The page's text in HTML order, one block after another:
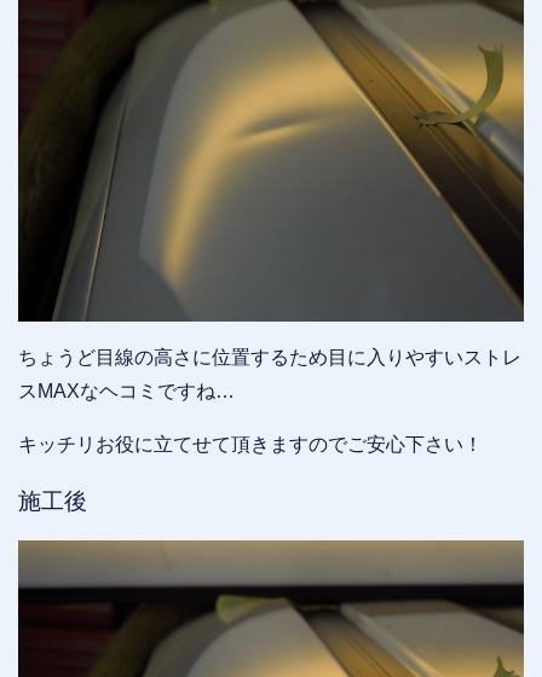
ちょうど目線の高さに位置するため目に入りやすいストレ
スMAXなヘコミですね…
キッチリお役に立てせて頂きますのでご安心下さい！
施工後